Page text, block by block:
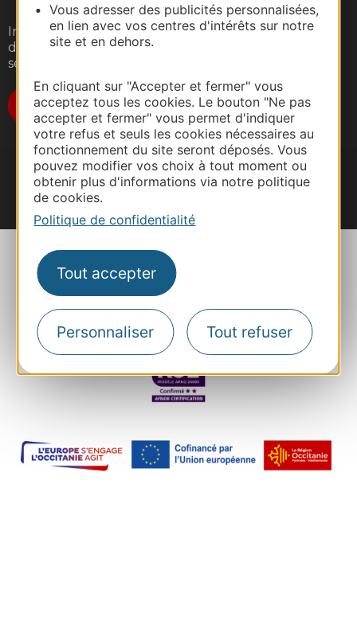
Vous adresser des publicités personnalisées,
en lien avec vos centres d'intérêts sur notre
site et en dehors.
En cliquant sur "Accepter et fermer" vous
acceptez tous les cookies. Le bouton "Ne pas
accepter et fermer" vous permet d'indiquer
votre refus et seuls les cookies nécessaires au
fonctionnement du site seront déposés. Vous
pouvez modifier vos choix à tout moment ou
obtenir plus d'informations via notre politique
de cookies.
Politique de confidentialité
Tout accepter
Personnaliser Tout refuser
Inscrivez-vous gratuitement à notre lettre
d'information pour recevoir nos suggestions de
séjours, de visites et de sorties.
Je m'abonne
#VoyageOccitanie
Plan du site Mentions